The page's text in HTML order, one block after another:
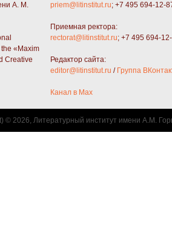
А. М.
«Maxim
Creative
priem@litinstitut.ru; +7 495 694-12-
Приемная ректора:
rectorat@litinstitut.ru; +7 495 694-
Редактор сайта:
editor@litinstitut.ru / Группа
Канал в Max
© 2026, Литературный институт имени А.М.